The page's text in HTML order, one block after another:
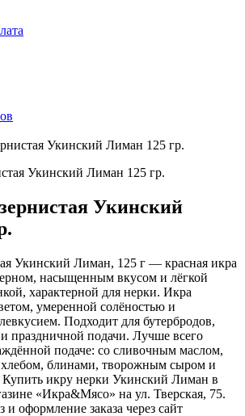
Укинский Лиман 125 гр.
Укинский
Укинский Лиман, 125 г — красная икра
насыщенным вкусом и лёгкой
характерной для нерки. Икра
умеренной солёностью и
Подходит для бутербродов,
и праздничной подачи. Лучше всего
подаче: со сливочным маслом,
блинами, творожным сыром и
Купить икру нерки Укинский Лиман в
«Икра&Мясо» на ул. Тверская, 75.
оформление заказа через сайт